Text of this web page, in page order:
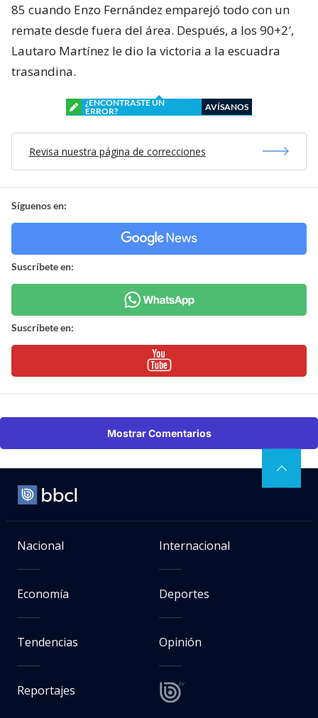
85 cuando Enzo Fernández emparejó todo con un
remate desde fuera del área. Después, a los 90+2′,
Lautaro Martínez le dio la victoria a la escuadra
trasandina.
¿ENCONTRASTE UN
ERROR?
AVÍSANOS
Revisa nuestra página de correcciones
Síguenos en:
Suscríbete en:
Suscríbete en:
Mostrar Comentarios
Nacional Internacional
Economía Deportes
Tendencias Opinión
Reportajes